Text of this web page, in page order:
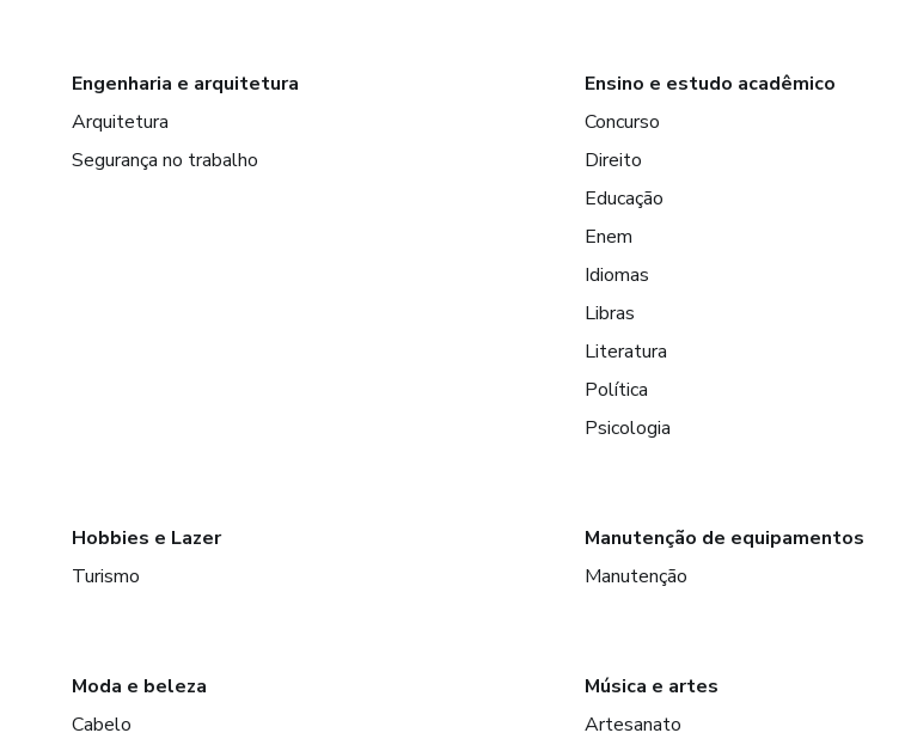
Engenharia e arquitetura
Arquitetura
Segurança no trabalho
Ensino e estudo acadêmico
Concurso
Direito
Educação
Enem
Idiomas
Libras
Literatura
Política
Psicologia
Hobbies e Lazer
Turismo
Manutenção de equipamentos
Manutenção
Moda e beleza
Cabelo
Música e artes
Artesanato